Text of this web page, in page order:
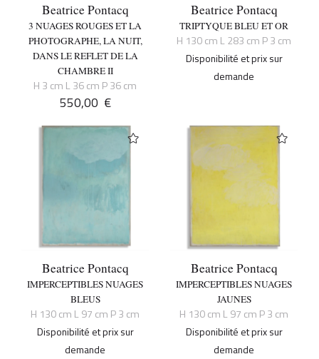
Beatrice Pontacq
3 NUAGES ROUGES ET LA
PHOTOGRAPHE, LA NUIT,
DANS LE REFLET DE LA
CHAMBRE II
H 3 cm L 36 cm P 36 cm
550,00 €
Beatrice Pontacq
TRIPTYQUE BLEU ET OR
H 130 cm L 283 cm P 3 cm
Disponibilité et prix sur
demande
Beatrice Pontacq
IMPERCEPTIBLES NUAGES
BLEUS
H 130 cm L 97 cm P 3 cm
Disponibilité et prix sur
demande
Beatrice Pontacq
IMPERCEPTIBLES NUAGES
JAUNES
H 130 cm L 97 cm P 3 cm
Disponibilité et prix sur
demande